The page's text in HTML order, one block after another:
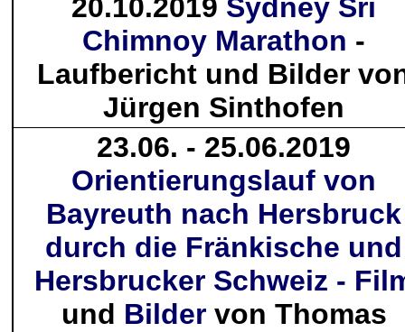
20.10.2019 Sydney Sri
Chimnoy Marathon -
Laufbericht und Bilder
Jürgen Sinthofen
23.06. - 25.06.2019
Orientierungslauf von
Bayreuth nach Hersbruck
durch die Fränkische und
Hersbrucker Schweiz -
und Bildervon Thomas